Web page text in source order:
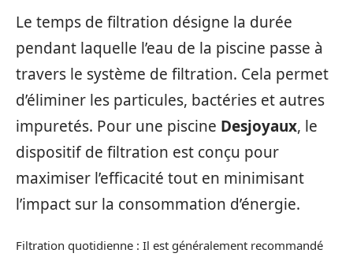
Le temps de filtration désigne la durée
pendant laquelle l’eau de la piscine passe à
travers le système de filtration. Cela permet
d’éliminer les particules, bactéries et autres
impuretés. Pour une piscine Desjoyaux, le
dispositif de filtration est conçu pour
maximiser l’efficacité tout en minimisant
l’impact sur la consommation d’énergie.
Filtration quotidienne : Il est généralement recommandé